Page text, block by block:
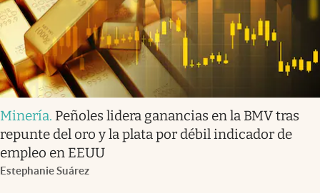
Minería. Peñoles lidera ganancias en la BMV tras
repunte del oro y la plata por débil indicador de
empleo en EEUU
Estephanie Suárez